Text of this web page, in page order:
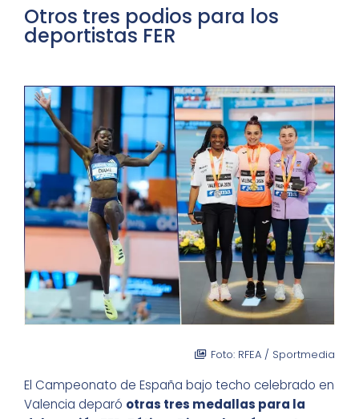
Otros tres podios para los
deportistas FER
Foto: RFEA / Sportmedia
El Campeonato de España bajo techo celebrado en
Valencia deparó otras tres medallas para la